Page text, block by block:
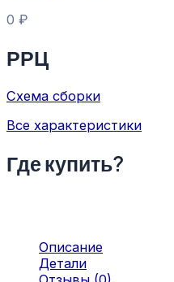
0 ₽
РРЦ
Схема сборки
Все характеристики
Где купить?
Описание
Детали